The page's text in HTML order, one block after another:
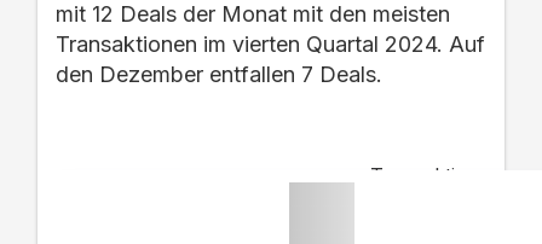
mit 12 Deals der Monat mit den meisten
Transaktionen im vierten Quartal 2024. Auf
den Dezember entfallen 7 Deals.
Transaktionen nach